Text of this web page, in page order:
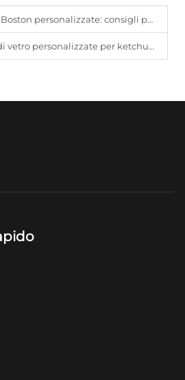
consigli per il design dell'imballaggio con marchio
per ketchup: consigli di branding per aziende di condimenti